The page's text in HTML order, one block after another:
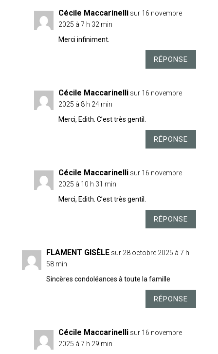
Cécile Maccarinelli sur 16 novembre
2025 à 7 h 32 min
Merci infiniment.
RÉPONSE
Cécile Maccarinelli sur 16 novembre
2025 à 8 h 24 min
Merci, Edith. C’est très gentil.
RÉPONSE
Cécile Maccarinelli sur 16 novembre
2025 à 10 h 31 min
Merci, Edith. C’est très gentil.
RÉPONSE
FLAMENT GISÈLE sur 28 octobre 2025 à 7 h
58 min
Sincères condoléances à toute la famille
RÉPONSE
Cécile Maccarinelli sur 16 novembre
2025 à 7 h 29 min